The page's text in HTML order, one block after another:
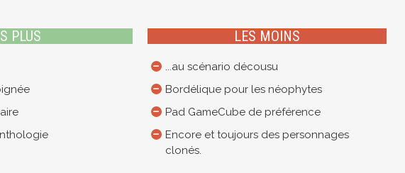
PLUS LES MOINS
...au scénario décousu
Bordélique pour les néophytes
Pad GameCube de préférence
Encore et toujours des personnages
clonés.